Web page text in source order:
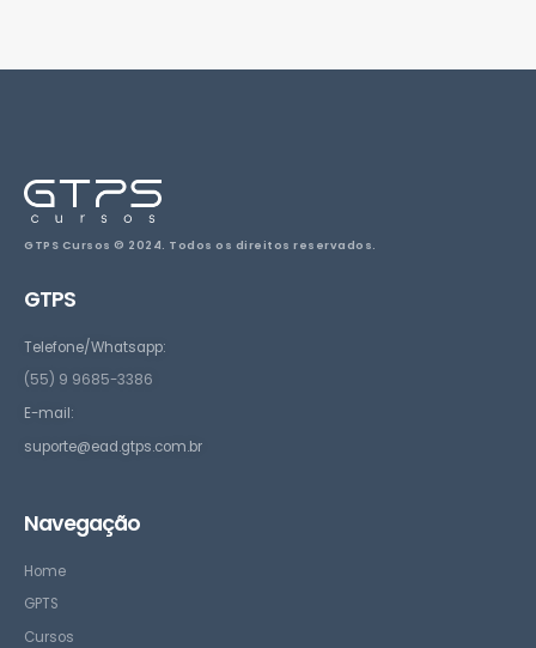
GTPS Cursos © 2024. Todos os direitos reservados.
GTPS
Telefone/Whatsapp:
(55) 9 9685-3386
E-mail:
suporte@ead.gtps.com.br
Navegação
Home
GPTS
Cursos